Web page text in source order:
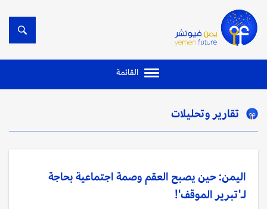
القائمة
تقارير وتحليلات
اليمن: حين يصبح العقم وصمة اجتماعية بحاجة
لـ'تبرير الموقف'!